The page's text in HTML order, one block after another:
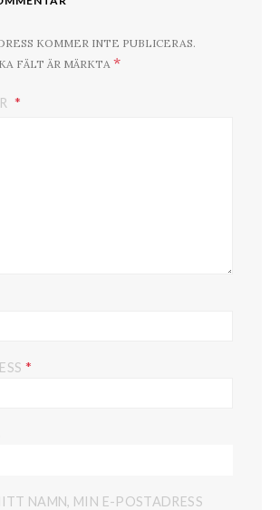
KOMMER INTE PUBLICERAS.
FÄLT ÄR MÄRKTA *
*
NAMN, MIN E-POSTADRESS